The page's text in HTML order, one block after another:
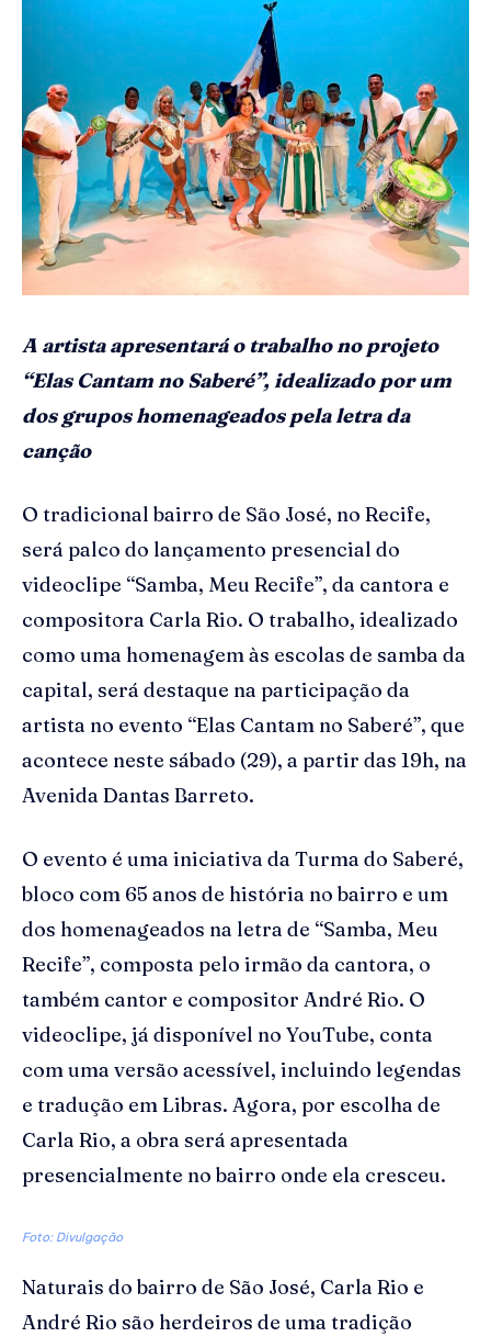
A artista apresentará o trabalho no projeto
“Elas Cantam no Saberé”, idealizado por um
dos grupos homenageados pela letra da
canção
O tradicional bairro de São José, no Recife,
será palco do lançamento presencial do
videoclipe “Samba, Meu Recife”, da cantora e
compositora Carla Rio. O trabalho, idealizado
como uma homenagem às escolas de samba da
capital, será destaque na participação da
artista no evento “Elas Cantam no Saberé”, que
acontece neste sábado (29), a partir das 19h, na
Avenida Dantas Barreto.
O evento é uma iniciativa da Turma do Saberé,
bloco com 65 anos de história no bairro e um
dos homenageados na letra de “Samba, Meu
Recife”, composta pelo irmão da cantora, o
também cantor e compositor André Rio. O
videoclipe, já disponível no YouTube, conta
com uma versão acessível, incluindo legendas
e tradução em Libras. Agora, por escolha de
Carla Rio, a obra será apresentada
presencialmente no bairro onde ela cresceu.
Foto: Divulgação
Naturais do bairro de São José, Carla Rio e
André Rio são herdeiros de uma tradição